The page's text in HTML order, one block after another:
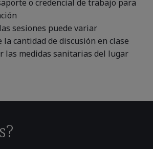
o credencial de trabajo para
sesiones puede variar
la cantidad de discusión en clase
las medidas sanitarias del lugar